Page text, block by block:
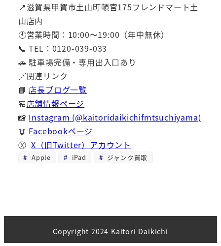
📍滋賀県甲賀市土山町頓宮175フレンドマート土
山店内
🕙営業時間：10:00〜19:00（年中無休）
📞 TEL：0120-039-033
🚗 駐車場完備・専用出入口あり
🔗関連リンク
📘 店長ブログ一覧
🏪店舗情報ページ
📸 Instagram (@kaitoridaikichifmtsuchiyama)
📖 Facebookページ
ⓍX（旧Twitter）アカウント
Apple iPad ジャンク買取
Copyright 2024 Kaitori Daikichi